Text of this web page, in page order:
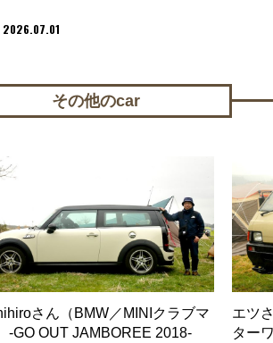
2026.07.01
その他のcar
さん（BMW／MINIクラブマ
-GO OUT JAMBOREE 2018-
エツ
ター